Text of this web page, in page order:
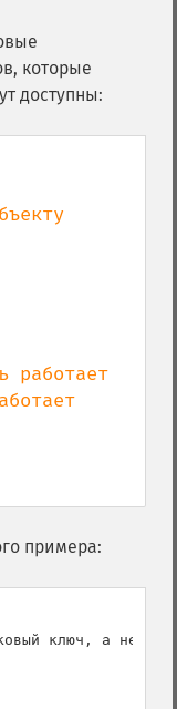
которые
доступны:
работает
примера:
ключ, а не